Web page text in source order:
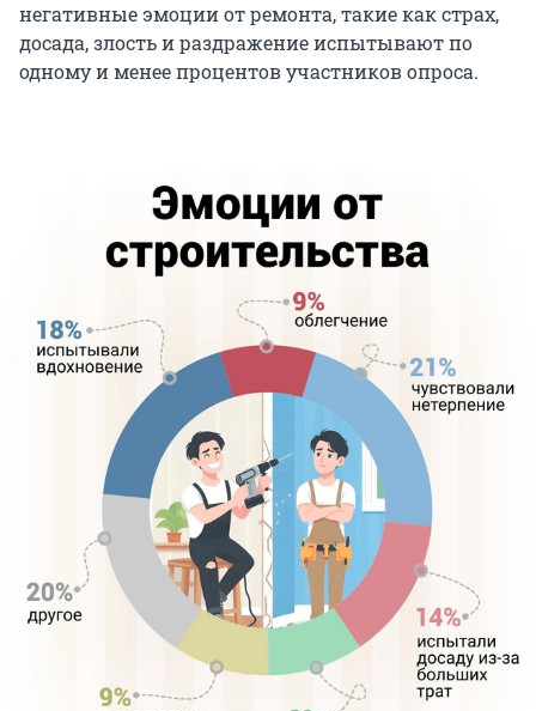
негативные эмоции от ремонта, такие как страх,
досада, злость и раздражение испытывают по
одному и менее процентов участников опроса.